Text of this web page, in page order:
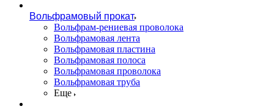
Вольфрамовый прокат
Вольфрам-рениевая проволока
Вольфрамовая лента
Вольфрамовая пластина
Вольфрамовая полоса
Вольфрамовая проволока
Вольфрамовая труба
Еще